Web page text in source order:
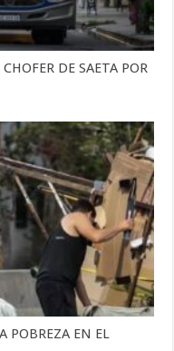
DE SAETA POR
POBREZA EN EL